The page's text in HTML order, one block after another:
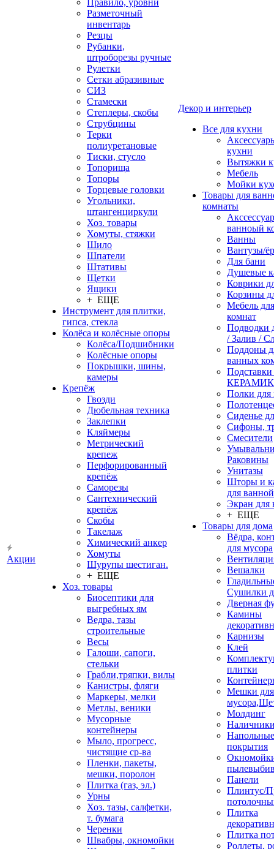
Акции
Правило, уровни
Разметочный
инвентарь
Резцы
Рубанки,
штроборезы ручные
Рулетки
Сетки абразивные
СИЗ
Стамески
Степлеры, скобы
Струбцины
Терки
полиуретановые
Тиски, стусло
Топорища
Топоры
Торцевые головки
Угольники,
штангенциркули
Хоз. товары
Хомуты, стяжки
Шило
Шпатели
Штативы
Щетки
Ящики
+ ЕЩЕ
Инструмент для плитки,
гипса, стекла
Колёса и колёсные опоры
Колёса/Подшибники
Колёсные опоры
Покрышки, шины,
камеры
Крепёж
Гвозди
Дюбельная техника
Заклепки
Кляймеры
Метрический
крепеж
Перфорированный
крепёж
Саморезы
Сантехнический
крепёж
Скобы
Такелаж
Химический анкер
Хомуты
Шурупы шестиган.
+ ЕЩЕ
Хоз. товары
Биосептики для
выгребных ям
Ведра, тазы
строительные
Весы
Галоши, сапоги,
стельки
Грабли,тряпки, вилы
Канистры, фляги
Маркеры, мелки
Метлы, веники
Мусорные
контейнеры
Мыло, прогресс,
чистящие ср-ва
Пленки, пакеты,
мешки, поролон
Плитка (газ, эл.)
Урны
Хоз. тазы, салфетки,
т. бумага
Черенки
Швабры, окномойки
Декор и интерьер
Все для кухни
кухни
Вытяжки
Мебель
Мойки
Товары для
комнаты
ванноый
Ванны
Вантузы/
Для бани
Душевые
Коврики
Корзины
Мебель
комнат
Подводки
/ Залив /
Поддоны
ванных
Полки для
Сиденье
Сифоны,
Смесители
Раковины
Унитазы
Шторы и
для ванной
Экран для
+ ЕЩЕ
Товары для дома
Вёдра,
для мусора
Вешалки
Сушилки
Дверная
Камины
Карнизы
Клей
плитки
Мешки для
Молдинг
Напольные
покрытия
Панели
Плинтус/
Плитка
Плитка
Роллеты,